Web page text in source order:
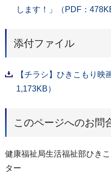
します！」（PDF：
添付ファイル
【チラシ】ひきこもり映
1,173KB）
このページへのお問
健康福祉局生活福祉部ひき
ター